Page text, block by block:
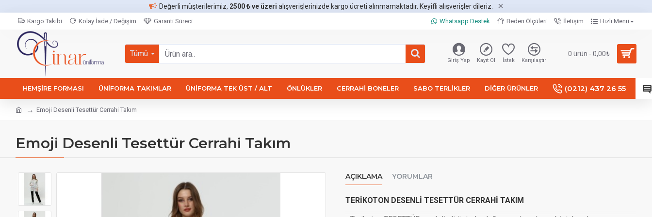
Değerli müşterilerimiz, 2500 ₺ ve üzeri alışverişlerinizde kargo ücreti alınmamaktadır. Keyifli alışverişler dileriz.
Kargo Takibi Kolay İade / Değişim Garanti Süreci Whatsapp Destek Beden Ölçüleri İletişim Hızlı Menü
Tümü
Giriş Yap Kayıt Ol İstek Karşılaştır
0 ürün - 0,00₺
HEMŞIRE FORMASI ÜNIFORMA TAKIMLAR ÜNIFORMA TEK ÜST / ALT ÖNLÜKLER CERRAHI BONELER SABO TERLIKLER DIĞER ÜRÜNLER (0212) 437 26 55
Emoji Desenli Tesettür Cerrahi Takım
Emoji Desenli Tesettür Cerrahi Takım
AÇIKLAMA YORUMLAR
TERİKOTON DESENLİ TESETTÜR CERRAHİ TAKIM